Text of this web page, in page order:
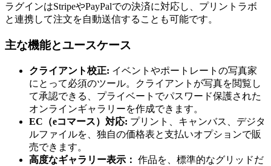
ラグインはStripeやPayPalでの決済に対応し、プリントラボ
と連携して注文を自動送信することも可能です。
主な機能とユースケース
クライアント校正: イベントやポートレートの写真家
にとって必須のツール。クライアントが写真を閲覧し
て承認できる、プライベートでパスワード保護された
オンラインギャラリーを作成できます。
EC（eコマース）対応: プリント、キャンバス、デジタ
ルファイルを、独自の価格表と支払いオプションで販
売できます。
高度なギャラリー表示： 作品を、標準的なグリッドだ